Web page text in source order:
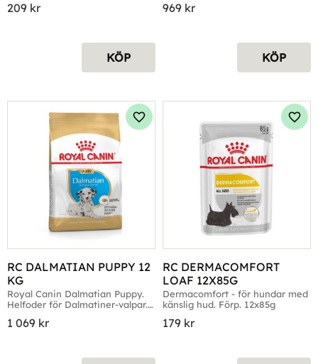
209 kr
KÖP
969 kr
KÖP
RC DALMATIAN PUPPY 12
KG
Royal Canin Dalmatian Puppy.
Helfoder för Dalmatiner-valpar.
1 069 kr
Lägg till i favoriter
RC DERMACOMFORT
LOAF 12X85G
Dermacomfort - för hundar med
känslig hud. Förp. 12x85g
179 kr